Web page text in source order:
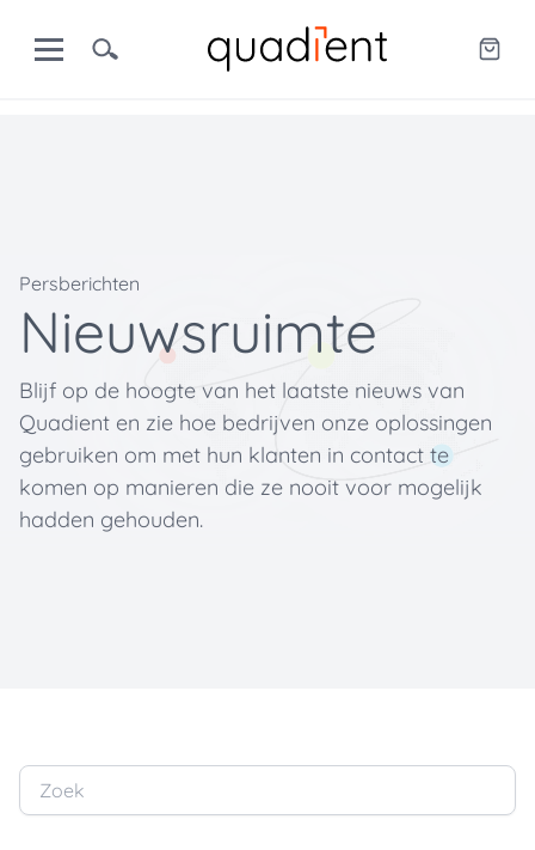
Persberichten
Nieuwsruimte
Blijf op de hoogte van het laatste nieuws van
Quadient en zie hoe bedrijven onze oplossingen
gebruiken om met hun klanten in contact te
komen op manieren die ze nooit voor mogelijk
hadden gehouden.
Zoek